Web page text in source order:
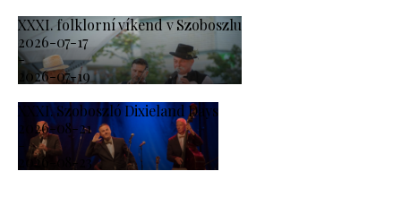
XXXI. folklorní víkend v Szoboszlu
2026-07-17
-
2026-07-19
XXXI. Szoboszló Dixieland Days
2026-08-21
-
2026-08-23